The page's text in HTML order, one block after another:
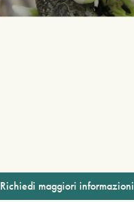
Richiedi maggiori informazioni